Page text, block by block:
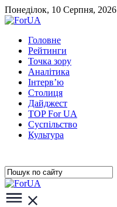
Понеділок, 10 Серпня, 2026
Головне
Рейтинги
Точка зору
Аналітика
Інтерв’ю
Столиця
Дайджест
TOP For UA
Суспiльство
Культура